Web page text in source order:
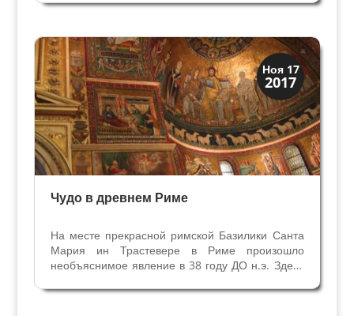
максимальную серьезность и большую
найден, но многие уверены, что в XIX...
Ноя 17
2017
Праздники и легенды
Традиции
Чудо в древнем Риме
На месте прекрасной римской Базилики Санта
Мария ин Трастевере в Риме произошло
необъяснимое явление в 38 году ДО н.э. Здесь
войны и заслуженных солдат, который